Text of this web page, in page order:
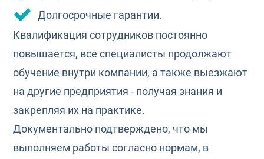
Долгосрочные гарантии.
Квалификация сотрудников постоянно
повышается, все специалисты продолжают
обучение внутри компании, а также выезжают
на другие предприятия - получая знания и
закрепляя их на практике.
Документально подтверждено, что мы
выполняем работы согласно нормам, в